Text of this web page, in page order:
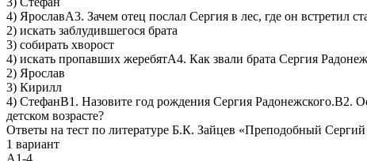
4) ЯрославА3. Зачем отец послал Сергия в лес, где он встретил
2) искать заблудившегося брата
3) собирать хворост
4) искать пропавших жеребятА4. Как звали брата Сергия
2) Ярослав
3) Кирилл
4) СтефанВ1. Назовите год рождения Сергия Радонежского.В2.
детском возрасте?
Ответы на тест по литературе Б.К. Зайцев «Преподобный Сергий
1 вариант
А1-4